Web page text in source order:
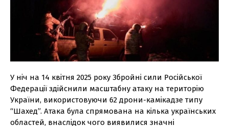
У ніч на 14 квітня 2025 року Збройні сили Російської
Федерації здійснили масштабну атаку на територію
України, використовуючи 62 дрони-камікадзе типу
“Шахед”. Атака була спрямована на кілька українських
областей, внаслідок чого виявилися значні